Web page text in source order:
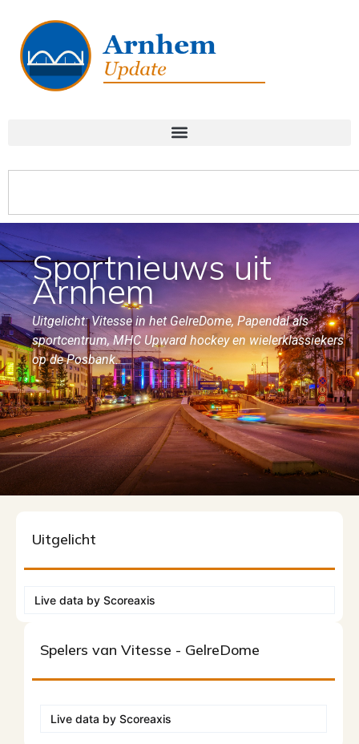
Sportnieuws uit
Arnhem
Uitgelicht: Vitesse in het GelreDome, Papendal als
sportcentrum, MHC Upward hockey en wielerklassiekers
op de Posbank.
Uitgelicht
Live data by Scoreaxis
Spelers van Vitesse - GelreDome
Live data by Scoreaxis